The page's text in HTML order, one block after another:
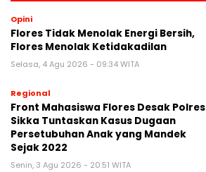
Opini
Flores Tidak Menolak Energi Bersih,
Flores Menolak Ketidakadilan
Selasa, 4 Agu 2026 - 09:34 WITA
Regional
Front Mahasiswa Flores Desak Polres
Sikka Tuntaskan Kasus Dugaan
Persetubuhan Anak yang Mandek
Sejak 2022
Senin, 3 Agu 2026 - 20:51 WITA